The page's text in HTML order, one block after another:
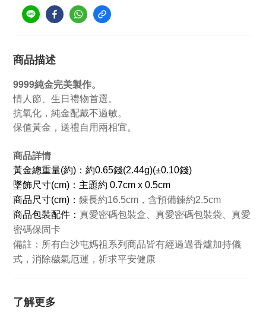
商品描述
9999純金完美製作。
情人節、生日禮物首選。
抗氧化，純金配戴不過敏。
保值黃金，送禮自用兩相宜。
商品詳情
黃金總重量(約)：約0.65錢(2.44g)(±0.10錢)
墜飾尺寸(cm)：主題約 0.7cm x 0.5cm
商品尺寸(cm)： 鍊長約16.5cm，含預備鍊約2.5cm
商品包裝配件： 真愛密碼包裝盒、真愛密碼包裝袋、真愛
密碼保固卡
備註： 所有白沙屯媽祖系列商品皆有經過過香爐加持儀
式，消除穢氣厄運，祈求平安健康
了解更多